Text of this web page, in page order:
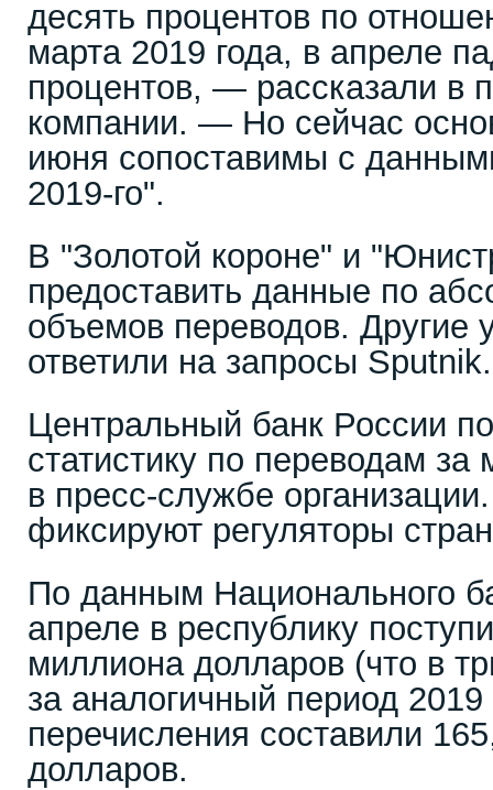
десять процентов по
марта 2019 года, в апреле
процентов, — рассказали в
компании. — Но сейчас
июня сопоставимы с
2019-го".
В "Золотой короне" и
предоставить данные по
объемов переводов. Другие
ответили на запросы Sputnik.
Центральный банк России
статистику по переводам
в пресс-службе
фиксируют регуляторы
По данным Национального
апреле в республику
миллиона долларов (что в
за аналогичный период
перечисления составили
долларов.